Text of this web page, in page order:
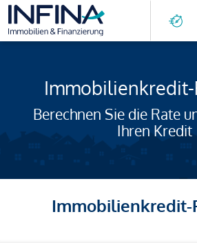
Berechnen Sie die Rate
Ihren Kredit
Immobilienkredit-